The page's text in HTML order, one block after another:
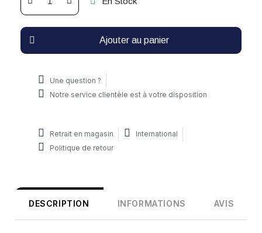
Ajouter au panier
Une question ?
Notre service clientèle est à votre disposition
Retrait en magasin
International
Politique de retour
DESCRIPTION INFORMATIONS AVIS